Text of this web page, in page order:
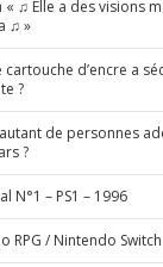
« ♫ Elle a des visions
♫ »
cartouche d’encre a
?
de personnes
?
N°1 – PS1 – 1996
RPG / Nintendo